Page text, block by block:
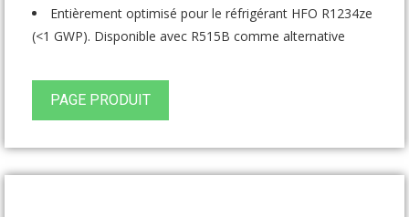
Entièrement optimisé pour le réfrigérant HFO R1234ze
(<1 GWP). Disponible avec R515B comme alternative
PAGE PRODUIT